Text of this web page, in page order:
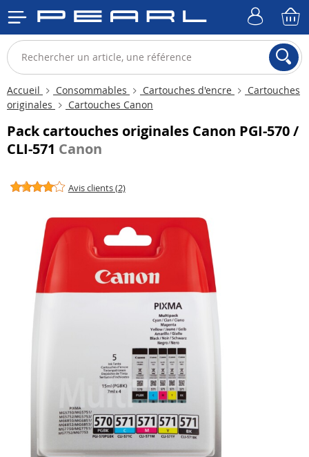
Accueil Consommables Cartouches d'encre
Cartouches
originales
Cartouches Canon
Pack cartouches originales Canon PGI-570 /
CLI-571 Canon
Avis clients (2)